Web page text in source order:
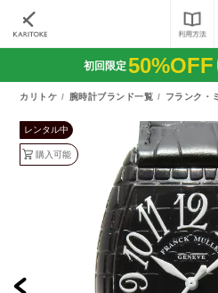
初回限定50%OFF
カリトケ 腕時計ブランド一覧 フランク・
レンタル中
購入可能